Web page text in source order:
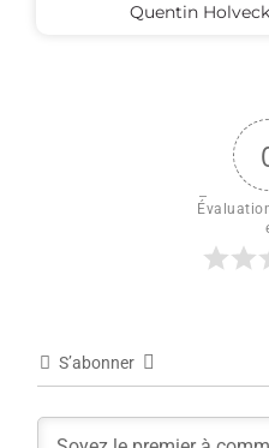
Quentin Holveck
S’abonner